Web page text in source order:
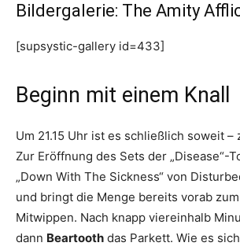
Bildergalerie: The Amity
[supsystic-gallery id=433]
Beginn mit einem Knall
Um 21.15 Uhr ist es schließlich soweit –
Zur Eröffnung des Sets der „Disease“-
„Down With The Sickness“ von
und bringt die Menge bereits vorab
Mitwippen. Nach knapp viereinhalb
dann Beartooth das Parkett. Wie es